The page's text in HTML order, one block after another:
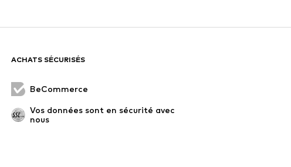
ACHATS SÉCURISÉS
BeCommerce
Vos données sont en sécurité avec
nous